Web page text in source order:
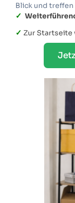
Blick und
✓
✓ Zur Startseite